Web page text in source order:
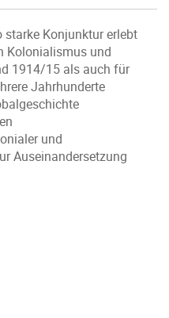
starke Konjunktur erlebt
Kolonialismus und
1914/15 als auch für
Jahrhunderte
und
Auseinandersetzung